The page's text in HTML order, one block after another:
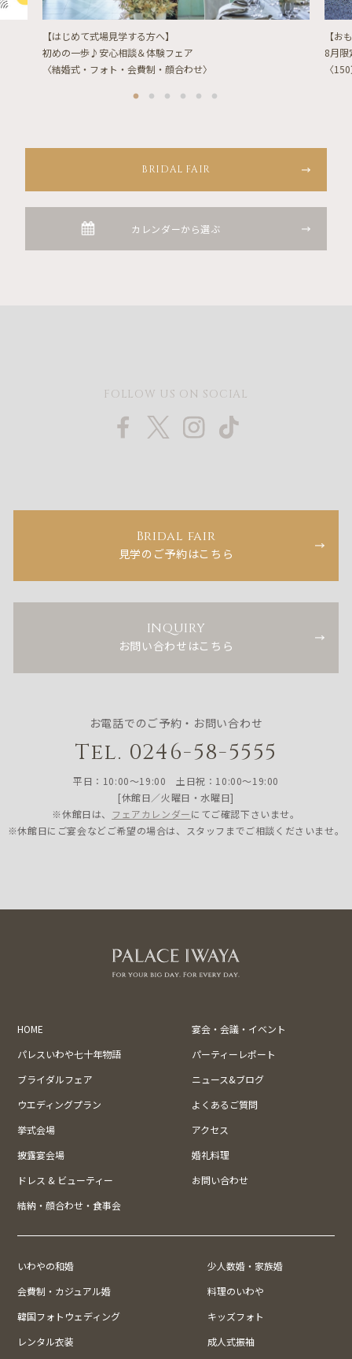
【はじめて式場見学する方へ】
初めの一歩♪安心相談＆体験フェア
〈結婚式・フォト・会費制・顔合わせ〉
【お
8月限
〈
BRIDAL FAIR
カレンダーから選ぶ
FOLLOW US ON SOCIAL
Bridal fair
見学のご予約はこちら
INQUIRY
お問い合わせはこちら
お電話でのご予約・お問い合わせ
Tel. 0246-58-5555
平日：10:00〜19:00 土日祝：10:00〜19:00
[休館日／火曜日・水曜日]
※休館日は、 フェアカレンダーにてご確認下さいませ。
※休館日にご宴会などご希望の場合は、スタッフまでご相談くださいませ。
HOME
宴会・会議・イベント
パレスいわや七十年物語
パーティーレポート
ブライダルフェア
ニュース&ブログ
ウエディングプラン
よくあるご質問
挙式会場
アクセス
披露宴会場
婚礼料理
ドレス & ビューティー
お問い合わせ
結納・顔合わせ・食事会
いわやの和婚
少人数婚・家族婚
会費制・カジュアル婚
料理のいわや
韓国フォトウェディング
キッズフォト
レンタル衣装
成人式振袖